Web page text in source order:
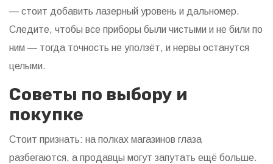
— стоит добавить лазерный уровень и дальномер.
Следите, чтобы все приборы были чистыми и не били по
ним — тогда точность не уползёт, и нервы останутся
целыми.
Советы по выбору и
покупке
Стоит признать: на полках магазинов глаза
разбегаются, а продавцы могут запутать ещё больше.